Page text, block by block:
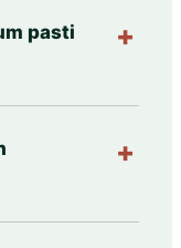
pasti